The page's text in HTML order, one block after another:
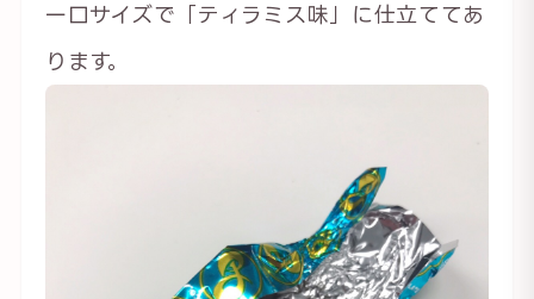
一口サイズで「ティラミス味」に仕立ててあ
ります。